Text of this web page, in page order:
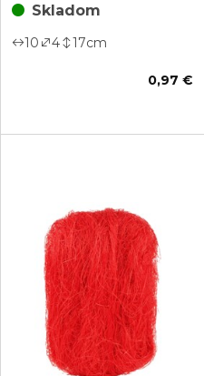
Skladom
10 4 17cm
0,97 €